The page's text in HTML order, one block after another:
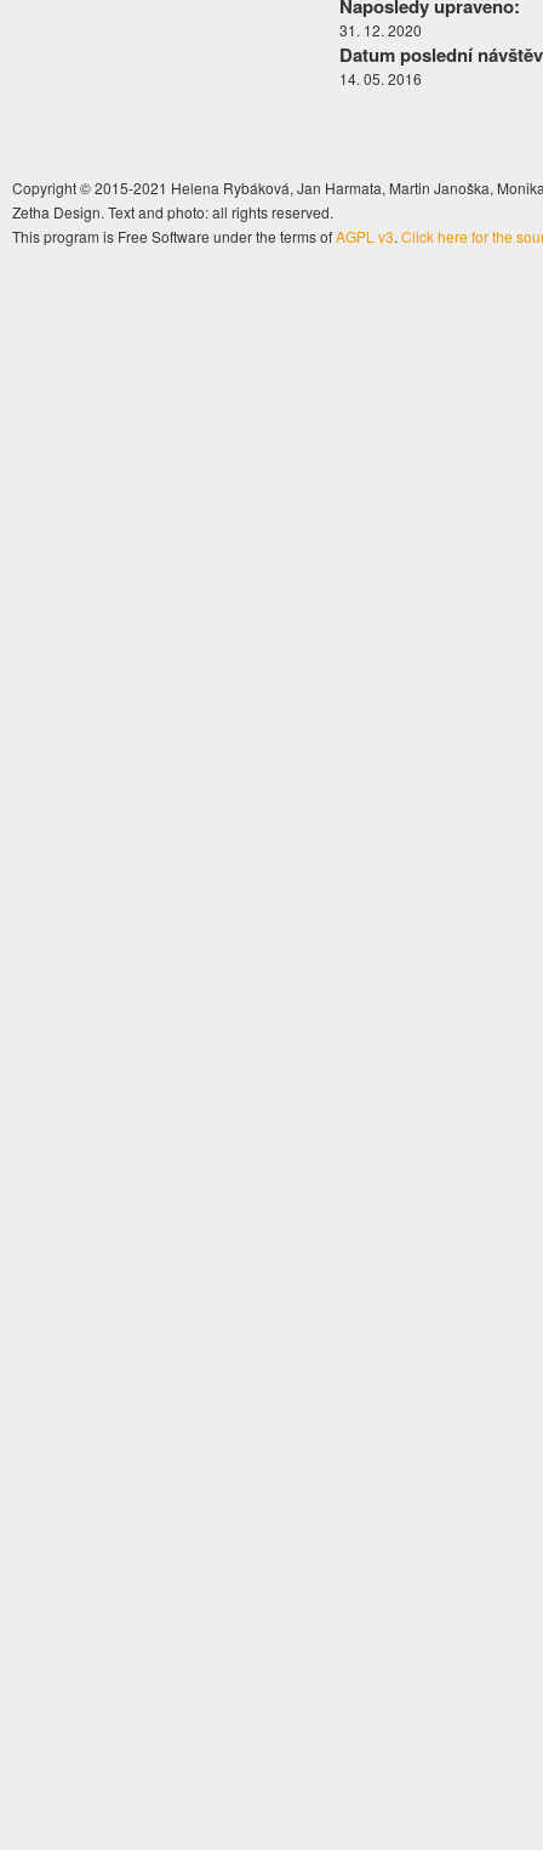
Naposledy upraveno:
31. 12. 2020
Datum poslední
14. 05. 2016
Copyright © 2015-2021 Helena Rybáková, Jan Harmata, Martin Janoška,
Zetha Design. Text and photo: all rights reserved.
This program is Free Software under the terms ofAGPL v3. Click here for the